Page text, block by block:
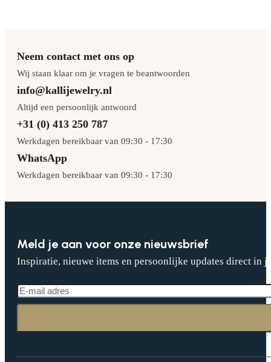
Neem contact met ons op
Wij staan klaar om je vragen te beantwoorden
info@kallijewelry.nl
Altijd een persoonlijk antwoord
+31 (0) 413 250 787
Werkdagen bereikbaar van 09:30 - 17:30
WhatsApp
Werkdagen bereikbaar van 09:30 - 17:30
Meld je aan voor onze nieuwsbrief
Inspiratie, nieuwe items en persoonlijke updates direct in